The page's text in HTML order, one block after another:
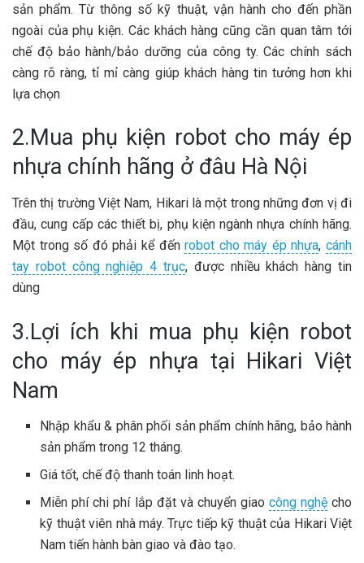
sản phẩm. Từ thông số kỹ thuật, vận hành cho đến phần
ngoài của phụ kiện. Các khách hàng cũng cần quan tâm tới
chế độ bảo hành/bảo dưỡng của công ty. Các chính sách
càng rõ ràng, tỉ mỉ càng giúp khách hàng tin tưởng hơn khi
lựa chọn
2.Mua phụ kiện robot cho máy ép
nhựa chính hãng ở đâu Hà Nội
Trên thị trường Việt Nam, Hikari là một trong những đơn vị đi
đầu, cung cấp các thiết bị, phụ kiện ngành nhựa chính hãng.
Một trong số đó phải kể đếnrobot cho máy ép nhựa,cánh
tay robot công nghiệp 4 trục, được nhiều khách hàng tin
dùng
3.Lợi ích khi mua phụ kiện robot
cho máy ép nhựa tại Hikari Việt
Nam
Nhập khẩu & phân phối sản phẩm chính hãng, bảo hành
sản phẩm trong 12 tháng.
Giá tốt, chế độ thanh toán linh hoạt.
Miễn phí chi phí lắp đặt và chuyển giao công nghệcho
kỹ thuật viên nhà máy. Trực tiếp kỹ thuật của Hikari Việt
Nam tiến hành bàn giao và đào tạo.